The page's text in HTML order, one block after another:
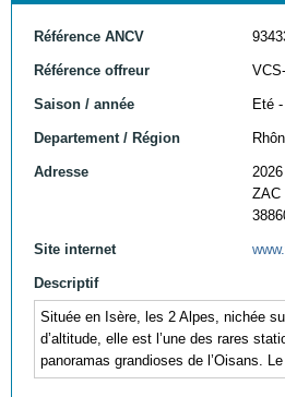
Référence ANCV
Référence offreur
Saison / année Eté
Departement / Région
Adresse
ZAC
Site internet
Descriptif
Située en Isère, les 2 Alpes, nichée
d’altitude, elle est l’une des rares
panoramas grandioses de l’Oisans.